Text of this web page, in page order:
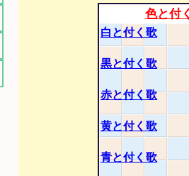
色と付
白と付く歌
黒と付く歌
赤と付く歌
黄と付く歌
青と付く歌